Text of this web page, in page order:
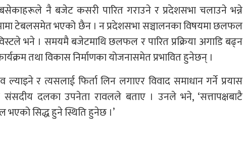
नै बजेट कसरी पारित गराउने र प्रदेशसभा चलाउने भन्ने
टेबलसमेत भएको छैन । न प्रदेशसभा सञ्चालनका विषयमा छलफल
भने । समयमै बजेटमाथि छलफल र पारित प्रक्रिया अगाडि बढ्न
तथा विकास निर्माणका योजनासमेत प्रभावित हुनेछन् ।
ल्याइने र त्यसलाई फिर्ता लिन लगाएर विवाद समाधान गर्ने प्रयास
दलका उपनेता रावलले बताए । उनले भने, ‘सत्तापक्षबाटै
सिद्ध हुने स्थिति हुनेछ ।’